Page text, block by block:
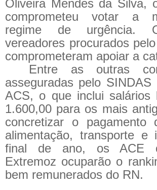
Oliveira Mendes da Silva,
comprometeu votar a
regime de urgência.
vereadores procurados
comprometeram apoiar a
Entre as outras
asseguradas pelo
ACS, o que inclui salários
1.600,00 para os mais
concretizar o pagamento
alimentação, transporte e
final de ano, os ACE
Extremoz ocuparão o
bem remunerados do RN.